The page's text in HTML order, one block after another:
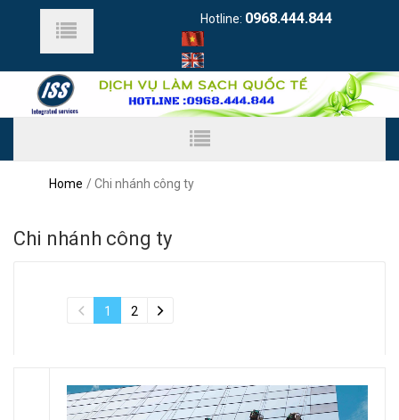
Hotline: 0968.444.844
Home Chi nhánh công ty
Chi nhánh công ty
1 2